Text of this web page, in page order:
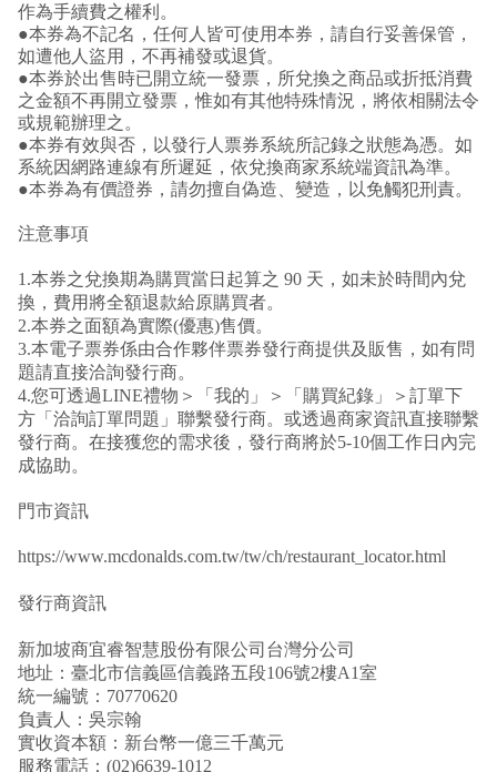
作為手續費之權利。
●本券為不記名，任何人皆可使用本券，請自行妥善保管，
如遭他人盜用，不再補發或退貨。
●本券於出售時已開立統一發票，所兌換之商品或折抵消費
之金額不再開立發票，惟如有其他特殊情況，將依相關法令
或規範辦理之。
●本券有效與否，以發行人票券系統所記錄之狀態為憑。如
系統因網路連線有所遲延，依兌換商家系統端資訊為準。
●本券為有價證券，請勿擅自偽造、變造，以免觸犯刑責。
注意事項
1.本券之兌換期為購買當日起算之 90 天，如未於時間內兌
換，費用將全額退款給原購買者。
2.本券之面額為實際(優惠)售價。
3.本電子票券係由合作夥伴票券發行商提供及販售，如有問
題請直接洽詢發行商。
4.您可透過LINE禮物＞「我的」＞「購買紀錄」＞訂單下
方「洽詢訂單問題」聯繫發行商。或透過商家資訊直接聯繫
發行商。在接獲您的需求後，發行商將於5-10個工作日內完
成協助。
門市資訊
https://www.mcdonalds.com.tw/tw/ch/restaurant_locator.html
發行商資訊
新加坡商宜睿智慧股份有限公司台灣分公司
地址：臺北市信義區信義路五段106號2樓A1室
統一編號：70770620
負責人：吳宗翰
實收資本額：新台幣一億三千萬元
服務電話：(02)6639-1012